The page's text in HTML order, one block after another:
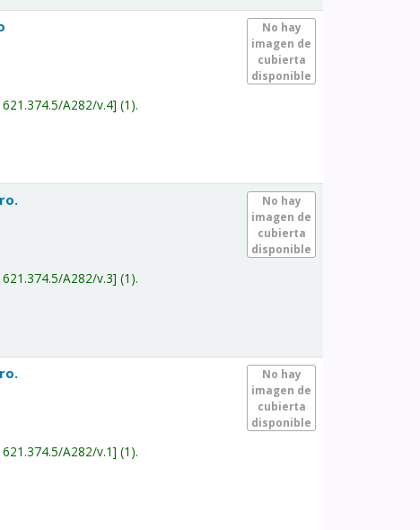
No hay
imagen de
cubierta
disponible
621.374.5/A282/v.4 (1).
No hay
imagen de
cubierta
disponible
621.374.5/A282/v.3 (1).
No hay
imagen de
cubierta
disponible
621.374.5/A282/v.1 (1).